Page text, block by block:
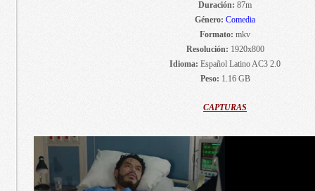
Duración: 87m
Género: Comedia
Formato: mkv
Resolución: 1920x800
Idioma: Español Latino AC3 2.0
Peso: 1.16 GB
CAPTURAS